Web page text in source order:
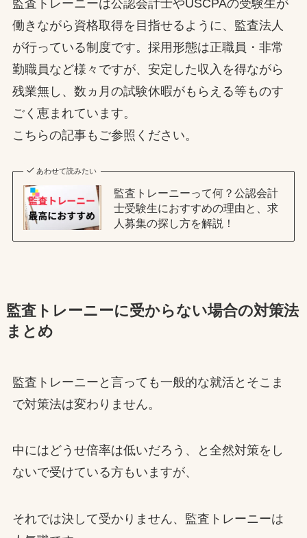
監査トレーニーは公認会計士やUSCPAの受験生が
働きながら資格取得を目指せるように、監査法人
が行っている制度です。採用形態は正職員・非常
勤職員など様々ですが、安定した収入を得ながら
残業無し、数ヵ月の試験休暇がもらえる等ものす
ごく恵まれています。
こちらの記事もご参照ください。
あわせて読みたい
監査トレーニーって何？公認会計
士受験生におすすめの理由と、求
人募集の探し方を解説！
監査トレーニーに受からない場合の対策法
まとめ
監査トレーニーと言っても一般的な就活とそこま
で対策法は変わりません。
中にはどうせ倍率は低いだろう、と全然対策をし
ないで受けている方もいますが、
それでは決して受かりません、監査トレーニーは